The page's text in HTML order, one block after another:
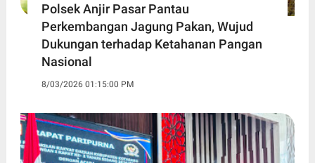
Polsek Anjir Pasar Pantau
Perkembangan Jagung Pakan, Wujud
Dukungan terhadap Ketahanan Pangan
Nasional
8/03/2026 01:15:00 PM